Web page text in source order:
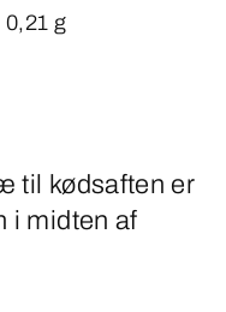
0,21 g
til kødsaften er
i midten af